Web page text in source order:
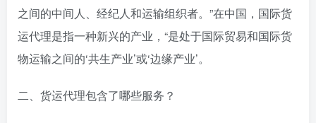
之间的中间人、经纪人和运输组织者。”在中国，国际货
运代理是指一种新兴的产业，“是处于国际贸易和国际货
物运输之间的‘共生产业’或‘边缘产业’。
二、货运代理包含了哪些服务？